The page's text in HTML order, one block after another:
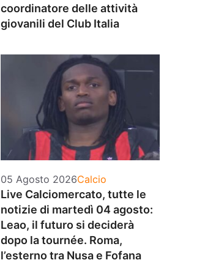
coordinatore delle attività
giovanili del Club Italia
05 Agosto 2026Categorie
Calcio
Live Calciomercato, tutte le
notizie di martedì 04 agosto:
Leao, il futuro si deciderà
dopo la tournée. Roma,
l’esterno tra Nusa e Fofana